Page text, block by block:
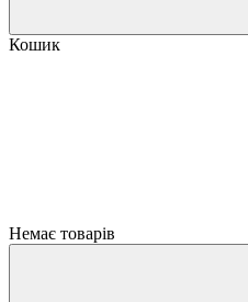
Кошик
Немає товарів